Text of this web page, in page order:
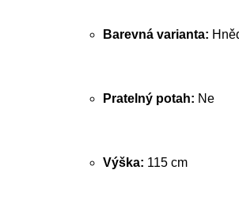
Barevná varianta:
Pratelný potah: Ne
Výška: 115 cm